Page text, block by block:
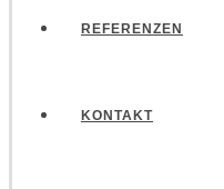
REFERENZEN
KONTAKT